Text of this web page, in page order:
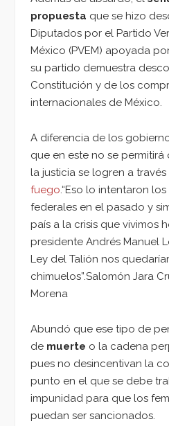
propuesta que se hizo
Diputados por el Partido
México (PVEM) apoyada
su partido demuestra
Constitución y de los
internacionales de México.
A diferencia de los
que en este no se
la justicia se logren a
fuego.“Eso lo intentaron
federales en el pasado y
país a la crisis que vivimos
presidente Andrés Manuel
Ley del Talión nos
chimuelos”.Salomón Jara
Morena
Abundó que ese tipo de
de muerte o la cadena
pues no desincentivan la
punto en el que se debe
impunidad para que los
puedan ser sancionados.